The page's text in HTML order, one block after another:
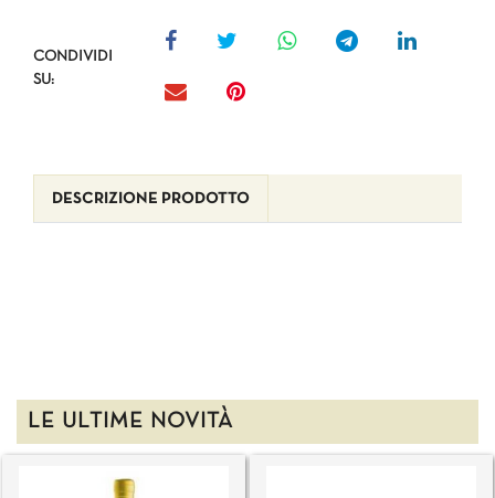
CONDIVIDI
SU:
DESCRIZIONE PRODOTTO
LE ULTIME NOVITÀ